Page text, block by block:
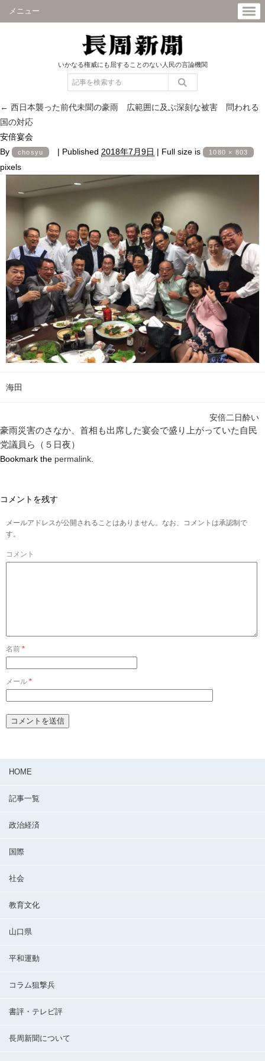
メニュー
いかなる権威にも屈することのない人民の言論機関
← 西日本襲った前代未聞の豪雨 広範囲に及ぶ深刻な被害 問われる
国の対応
安倍宴会
By
chosyu | Published 2018年7月9日 | Full size is 1080 × 803
pixels
海田
安倍二日酔い
豪雨災害のさなか、首相も出席した宴会で盛り上がっていた自民
党議員ら（５日夜）
Bookmark the permalink
コメントを残す
メールアドレスが公開されることはありません。なお、コメントは承認制で
す。
コメント
名前 *
メール *
HOME
記事一覧
政治経済
国際
社会
教育文化
山口県
平和運動
コラム狙撃兵
書評・テレビ評
長周新聞について